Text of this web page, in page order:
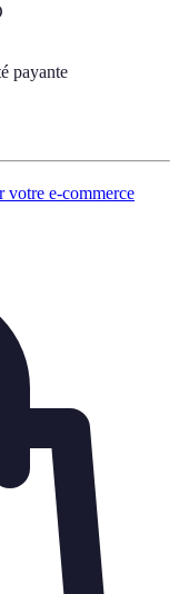
payante
votre e-commerce